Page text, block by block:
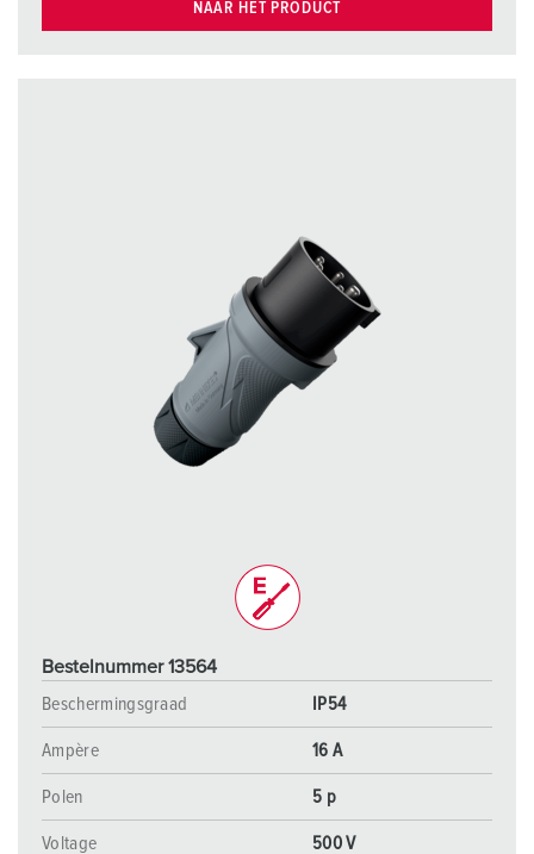
NAAR HET PRODUCT
Bestelnummer 13564
Beschermingsgraad
IP54
Ampère 16 A
Polen 5 p
Voltage 500 V